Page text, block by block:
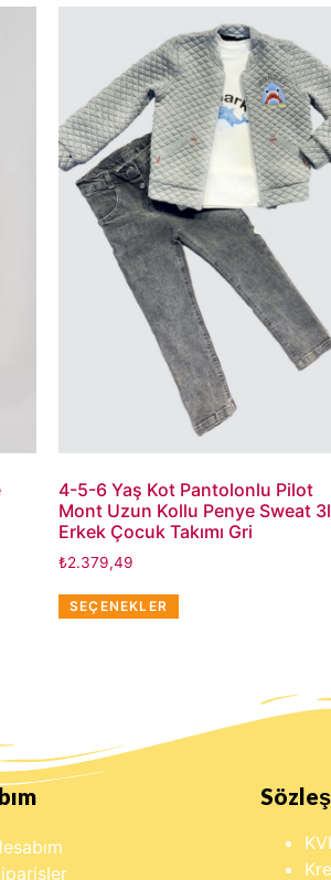
4-5-6 Yaş Kot Pantolonlu Pilot
Mont Uzun Kollu Penye Sweat
Erkek Çocuk Takımı Gri
₺2.379,49
SEÇENEKLER